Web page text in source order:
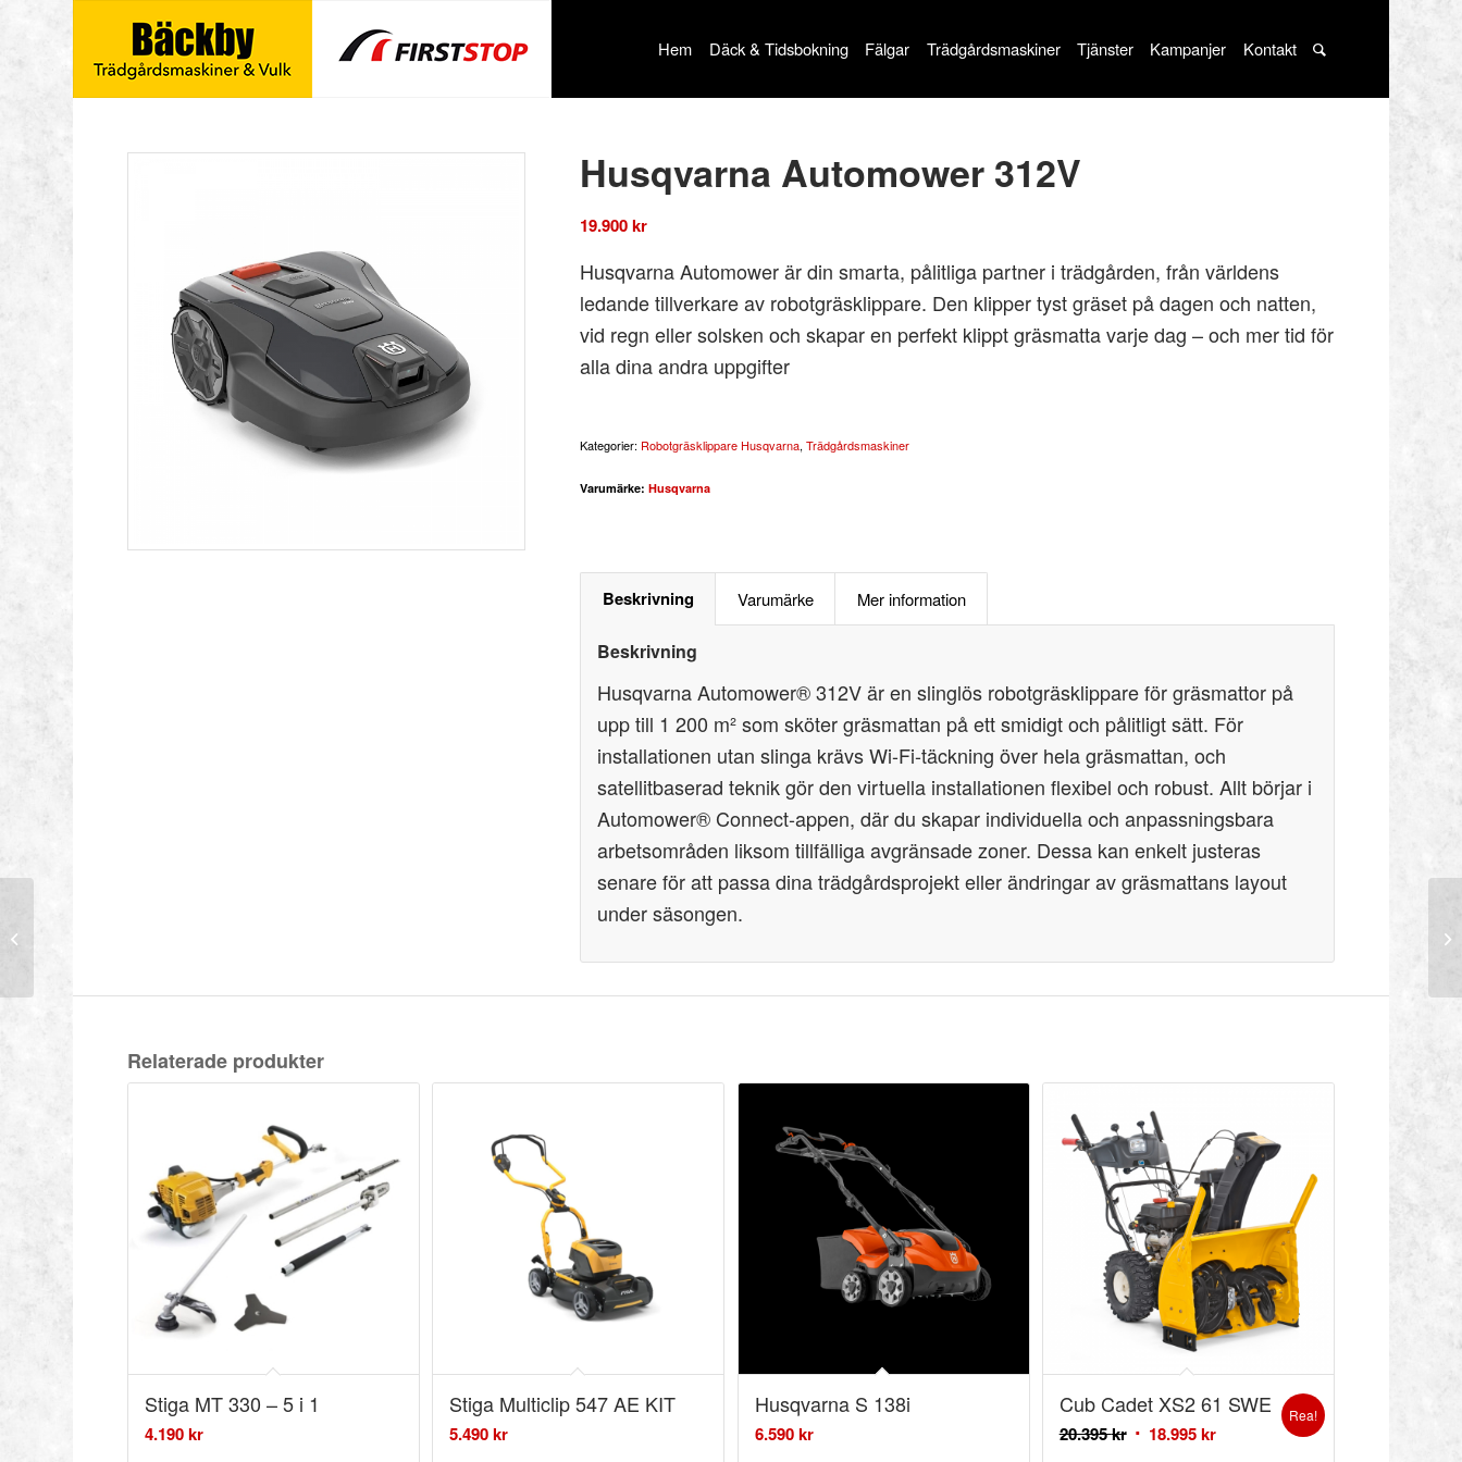
Hem Däck & Tidsbokning Fälgar Trädgårdsmaskiner Tjänster Kampanjer Kontakt
Husqvarna Automower 312V
19.900kr
Husqvarna Automower är din smarta, pålitliga partner i trädgården, från världens
ledande tillverkare av robotgräsklippare. Den klipper tyst gräset på dagen och natten,
vid regn eller solsken och skapar en perfekt klippt gräsmatta varje dag – och mer tid för
alla dina andra uppgifter
Kategorier: Robotgräsklippare Husqvarna,Trädgårdsmaskiner
Varumärke:Husqvarna
Beskrivning Varumärke Mer information
Beskrivning
Husqvarna Automower® 312V är en slinglös robotgräsklippare för gräsmattor på
upp till 1 200 m² som sköter gräsmattan på ett smidigt och pålitligt sätt. För
installationen utan slinga krävs Wi-Fi-täckning över hela gräsmattan, och
satellitbaserad teknik gör den virtuella installationen flexibel och robust. Allt börjar i
Automower® Connect-appen, där du skapar individuella och anpassningsbara
arbetsområden liksom tillfälliga avgränsade zoner. Dessa kan enkelt justeras
senare för att passa dina trädgårdsprojekt eller ändringar av gräsmattans layout
under säsongen.
Relaterade produkter
Stiga MT 330 – 5 i 1
4.190kr
Stiga Multiclip 547 AE KIT
5.490kr
Husqvarna S 138i
6.590kr
Cub Cadet XS2 61 SWE
20.395kr 18.995kr
Rea!